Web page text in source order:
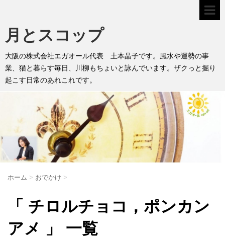
月とスコップ
大阪の株式会社エガオール代表 土本晶子です。風水や運勢の事
業、猫と暮らす毎日、川柳もちょいと詠んでいます。ザクっと掘り
起こす日常のあれこれです。
ホーム > おでかけ >
「 チロルチョコ，ポンカン
アメ 」 一覧